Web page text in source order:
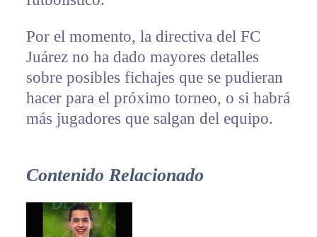
Por el momento, la directiva del FC
Juárez no ha dado mayores detalles
sobre posibles fichajes que se pudieran
hacer para el próximo torneo, o si habrá
más jugadores que salgan del equipo.
Contenido Relacionado